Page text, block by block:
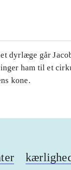
dyrlæge går
ham til et
kone.